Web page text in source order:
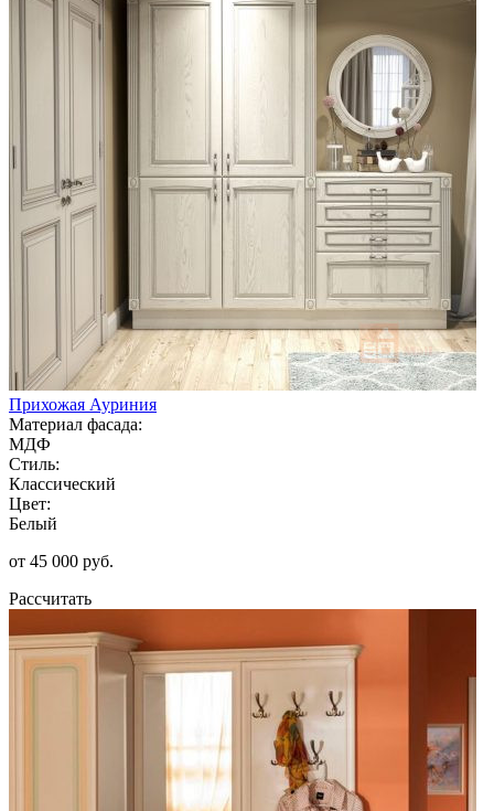
Прихожая Ауриния
Материал фасада:
МДФ
Стиль:
Классический
Цвет:
Белый
от 45 000 руб.
Рассчитать